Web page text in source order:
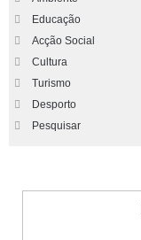
Educação
Acção Social
Cultura
Turismo
Desporto
Pesquisar